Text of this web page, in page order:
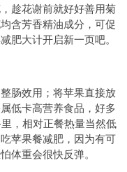
趁花谢前就好好善用菊
含芳香精油成分，可促
肥大计开启新一页吧。
肠效用；将苹果直接放
低卡高营养食品，好多
，相对正餐热量当然低
苹果餐减肥，因为有可
体重会很快反弹。